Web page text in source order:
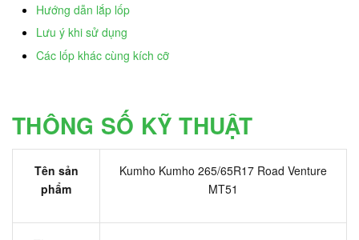
Hướng dẫn lắp lốp
Lưu ý khi sử dụng
Các lốp khác cùng kích cỡ
THÔNG SỐ KỸ THUẬT
Tên sản
phẩm
Kumho Kumho 265/65R17 Road Venture
MT51